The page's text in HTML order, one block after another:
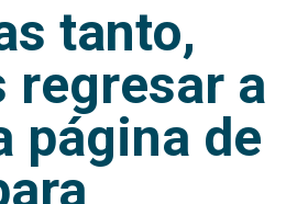
tanto,
regresar a
página de